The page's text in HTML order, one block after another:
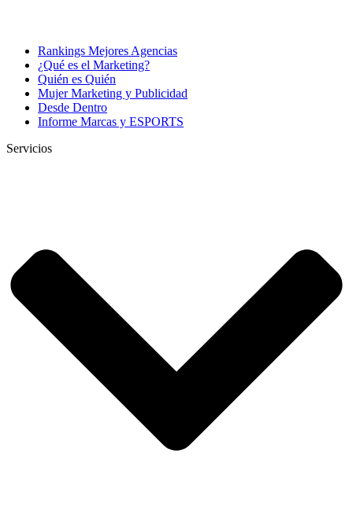
Rankings Mejores Agencias
¿Qué es el Marketing?
Quién es Quién
Mujer Marketing y Publicidad
Desde Dentro
Informe Marcas y ESPORTS
Servicios